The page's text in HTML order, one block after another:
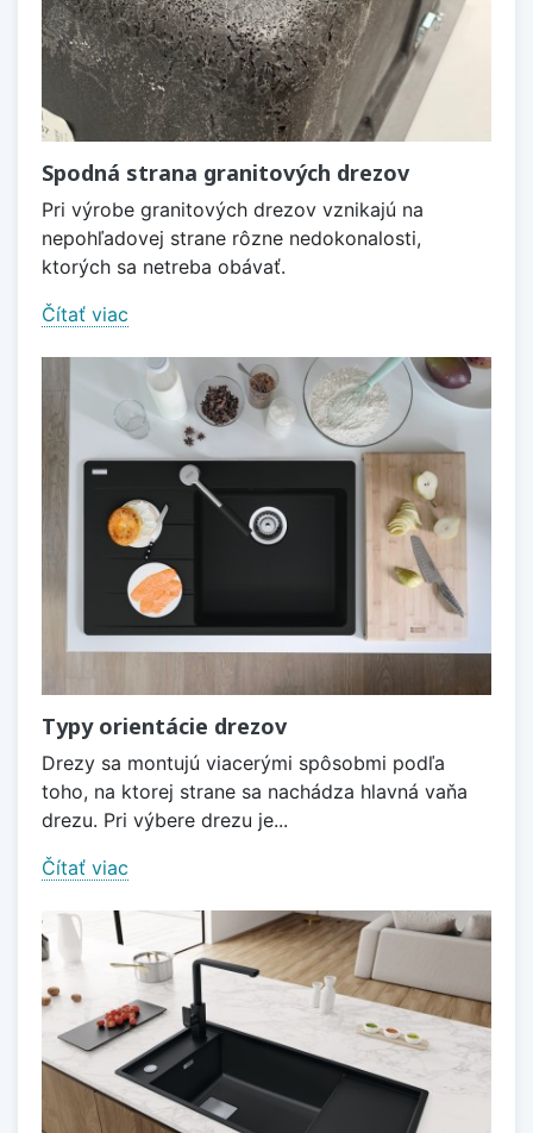
Spodná strana granitových drezov
Pri výrobe granitových drezov vznikajú na
nepohľadovej strane rôzne nedokonalosti,
ktorých sa netreba obávať.
Čítať viac
Typy orientácie drezov
Drezy sa montujú viacerými spôsobmi podľa
toho, na ktorej strane sa nachádza hlavná vaňa
drezu. Pri výbere drezu je...
Čítať viac